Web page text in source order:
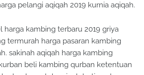
pelangi aqiqah 2019 kurnia aqiqah.
harga kambing terbaru 2019 griya
termurah harga pasaran kambing
sakinah aqiqah harga kambing
beli kambing qurban ketentuan